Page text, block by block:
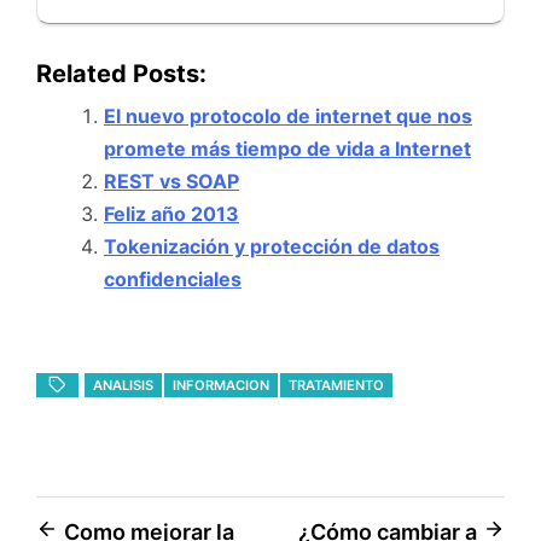
Related Posts:
El nuevo protocolo de internet que nos
promete más tiempo de vida a Internet
REST vs SOAP
Feliz año 2013
Tokenización y protección de datos
confidenciales
ANALISIS INFORMACION TRATAMIENTO
Como mejorar la ¿Cómo cambiar a